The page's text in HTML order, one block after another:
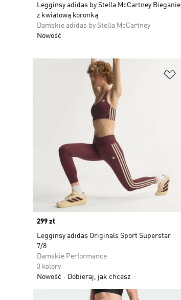
Legginsy adidas by Stella McCartney Bieganie
z kwiatową koronką
Damskie adidas by Stella McCartney
Nowość
Price
299 zł
Legginsy adidas Originals Sport Superstar
7/8
Damskie Performance
3 kolory
Nowość
Dobieraj, jak chcesz